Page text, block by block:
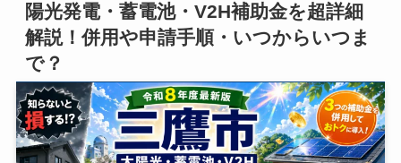
陽光発電・蓄電池・V2H補助金を超詳細
解説！併用や申請手順・いつからいつま
で？